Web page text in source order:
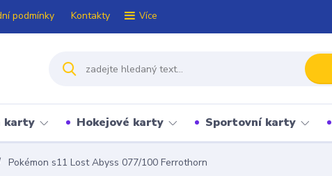
podmínky Kontakty Více
karty Hokejové karty Sportovní karty
Pokémon s11 Lost Abyss 077/100 Ferrothorn